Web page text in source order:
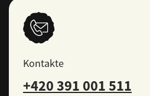
Kontakte
+420 391 001 511